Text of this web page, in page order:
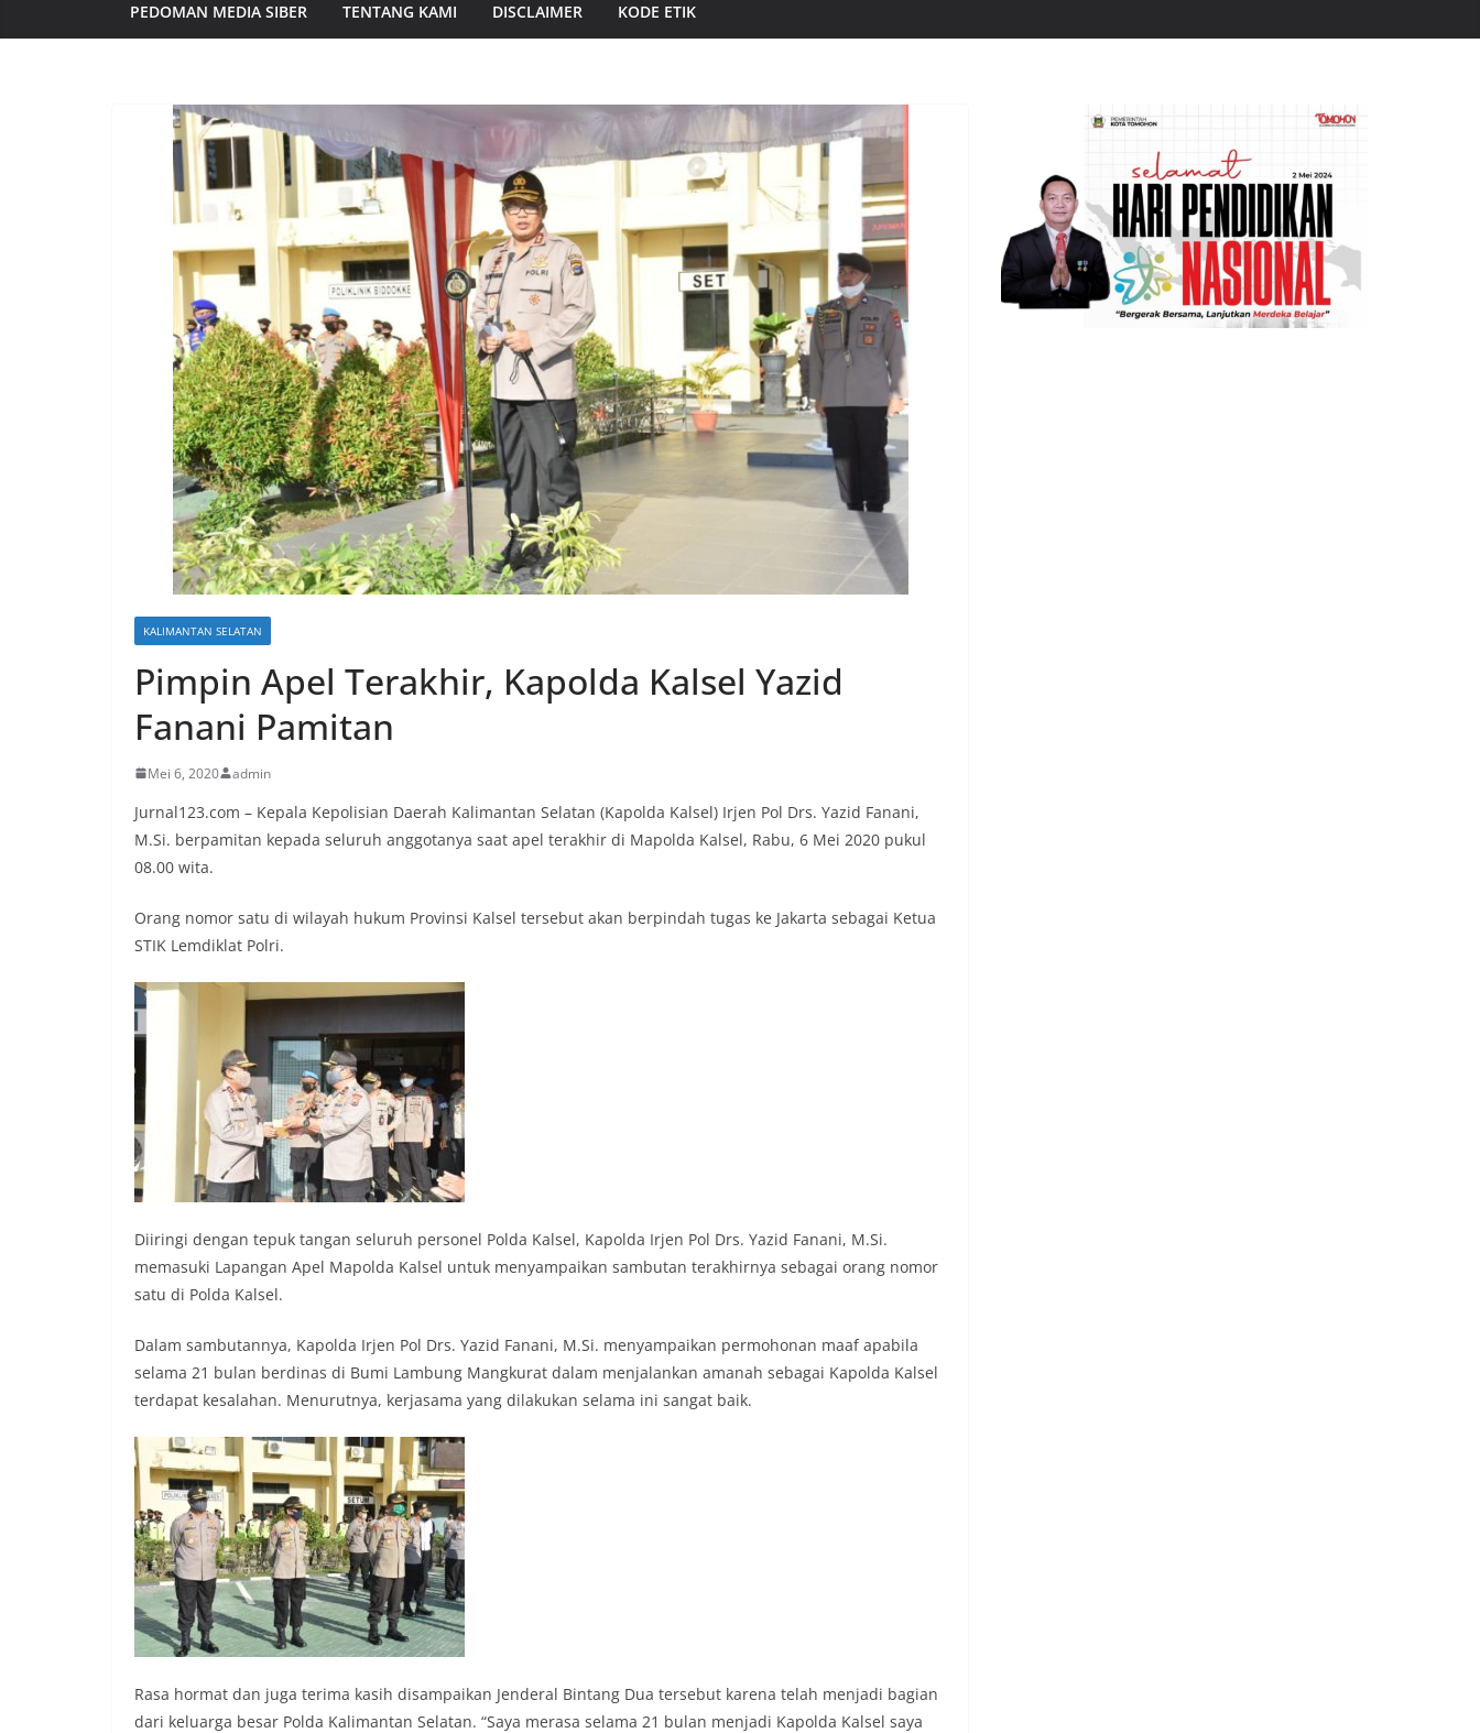
PEDOMAN MEDIA SIBER TENTANG KAMI DISCLAIMER KODE ETIK
KALIMANTAN SELATAN
Pimpin Apel Terakhir, Kapolda Kalsel Yazid
Fanani Pamitan
Mei 6, 2020 admin
Jurnal123.com – Kepala Kepolisian Daerah Kalimantan Selatan (Kapolda Kalsel) Irjen Pol Drs. Yazid Fanani,
M.Si. berpamitan kepada seluruh anggotanya saat apel terakhir di Mapolda Kalsel, Rabu, 6 Mei 2020 pukul
08.00 wita.
Orang nomor satu di wilayah hukum Provinsi Kalsel tersebut akan berpindah tugas ke Jakarta sebagai Ketua
STIK Lemdiklat Polri.
Diiringi dengan tepuk tangan seluruh personel Polda Kalsel, Kapolda Irjen Pol Drs. Yazid Fanani, M.Si.
memasuki Lapangan Apel Mapolda Kalsel untuk menyampaikan sambutan terakhirnya sebagai orang nomor
satu di Polda Kalsel.
Dalam sambutannya, Kapolda Irjen Pol Drs. Yazid Fanani, M.Si. menyampaikan permohonan maaf apabila
selama 21 bulan berdinas di Bumi Lambung Mangkurat dalam menjalankan amanah sebagai Kapolda Kalsel
terdapat kesalahan. Menurutnya, kerjasama yang dilakukan selama ini sangat baik.
Rasa hormat dan juga terima kasih disampaikan Jenderal Bintang Dua tersebut karena telah menjadi bagian
dari keluarga besar Polda Kalimantan Selatan. “Saya merasa selama 21 bulan menjadi Kapolda Kalsel saya